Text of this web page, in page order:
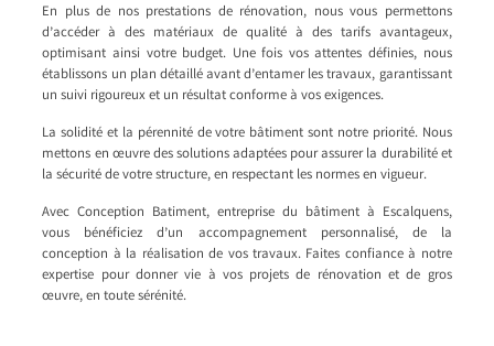
En plus de nos prestations de rénovation, nous vous permettons
d’accéder à des matériaux de qualité à des tarifs avantageux,
optimisant ainsi votre budget. Une fois vos attentes définies, nous
établissons un plan détaillé avant d’entamer les travaux, garantissant
un suivi rigoureux et un résultat conforme à vos exigences.
La solidité et la pérennité de votre bâtiment sont notre priorité. Nous
mettons en œuvre des solutions adaptées pour assurer la durabilité et
la sécurité de votre structure, en respectant les normes en vigueur.
Avec Conception Batiment, entreprise du bâtiment à Escalquens,
vous bénéficiez d’un accompagnement personnalisé, de la
conception à la réalisation de vos travaux. Faites confiance à notre
expertise pour donner vie à vos projets de rénovation et de gros
œuvre, en toute sérénité.